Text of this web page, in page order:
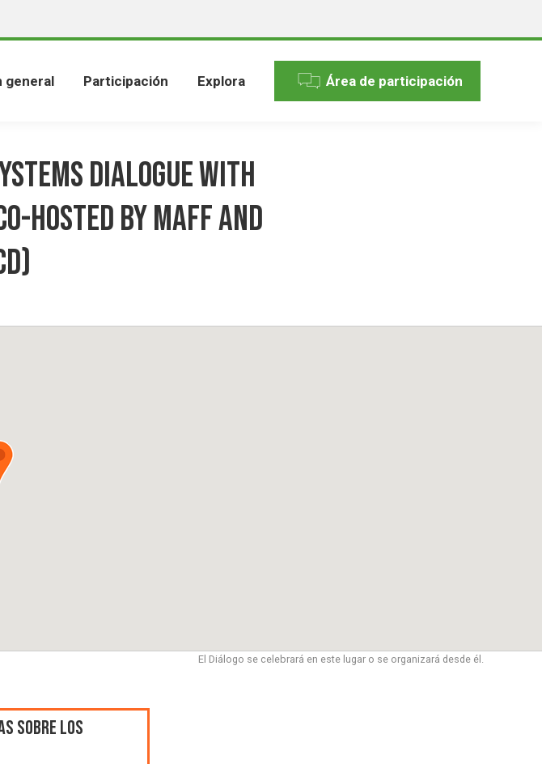
general Participación Explora Área de participación
Dialogue with
hosted by MAFF and
El Diálogo se celebrará en este lugar o se organizará desde él.
sobre los